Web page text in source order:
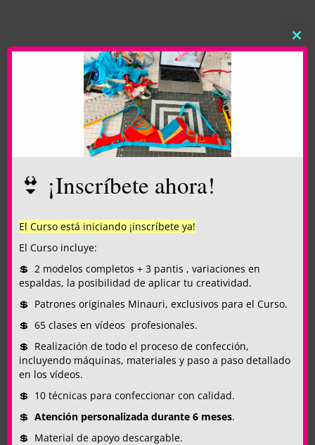
VEN A CONOCER LA ACADEMIA
👙 ¡Inscríbete ahora!
El Curso está iniciando ¡inscríbete ya!
El Curso incluye:
💲 2 modelos completos + 3 pantis , variaciones en
espaldas, la posibilidad de aplicar tu creatividad.
💲 Patrones originales Minauri, exclusivos para el Curso.
💲 65 clases en vídeos profesionales.
💲 Realización de todo el proceso de confección,
incluyendo máquinas, materiales y paso a paso detallado
en los vídeos.
💲 10 técnicas para confeccionar con calidad.
💲 Atención personalizada durante 6 meses.
💲 Material de apoyo descargable.